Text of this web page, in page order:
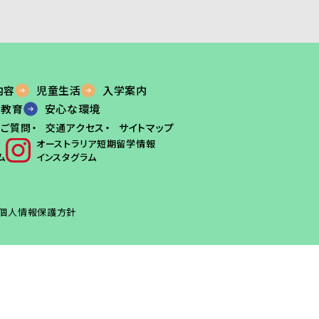
容 児童生活
入学案内
育
安心な環境
質問 交通アクセス サイトマップ
オーストラリア短期留学情報
インスタグラム
人情報保護方針